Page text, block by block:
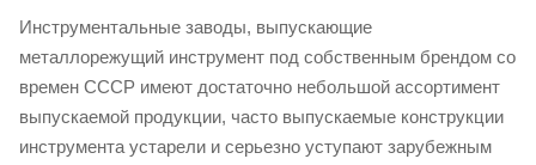
Инструментальные заводы, выпускающие
металлорежущий инструмент под собственным брендом со
времен СССР имеют достаточно небольшой ассортимент
выпускаемой продукции, часто выпускаемые конструкции
инструмента устарели и серьезно уступают зарубежным